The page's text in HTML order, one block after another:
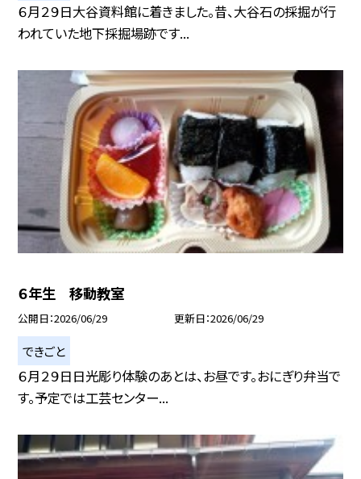
６月２９日大谷資料館に着きました。昔、大谷石の採掘が行
われていた地下採掘場跡です...
６年生 移動教室
公開日 2026/06/29 更新日 2026/06/29
できごと
６月２９日日光彫り体験のあとは、お昼です。おにぎり弁当で
す。予定では工芸センター...